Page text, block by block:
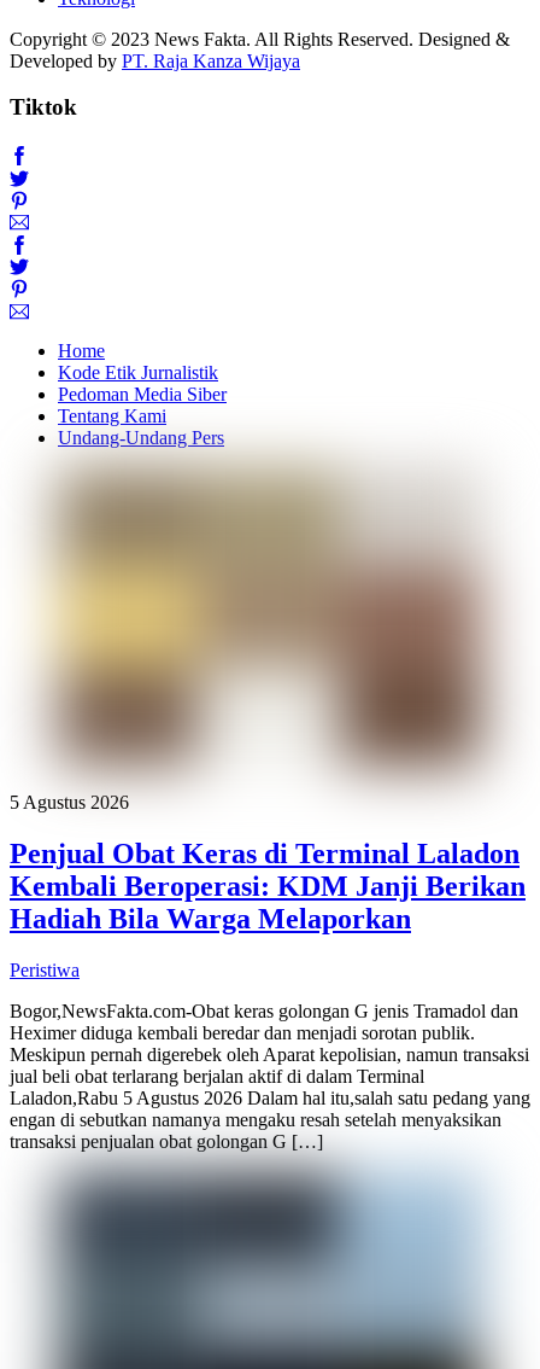
Copyright © 2023 News Fakta. All Rights Reserved. Designed &
Developed by PT. Raja Kanza Wijaya
Tiktok
Home
Kode Etik Jurnalistik
Pedoman Media Siber
Tentang Kami
Undang-Undang Pers
5 Agustus 2026
Penjual Obat Keras di Terminal Laladon
Kembali Beroperasi: KDM Janji Berikan
Hadiah Bila Warga Melaporkan
Peristiwa
Bogor,NewsFakta.com-Obat keras golongan G jenis Tramadol dan
Heximer diduga kembali beredar dan menjadi sorotan publik.
Meskipun pernah digerebek oleh Aparat kepolisian, namun transaksi
jual beli obat terlarang berjalan aktif di dalam Terminal
Laladon,Rabu 5 Agustus 2026 Dalam hal itu,salah satu pedang yang
engan di sebutkan namanya mengaku resah setelah menyaksikan
transaksi penjualan obat golongan G […]